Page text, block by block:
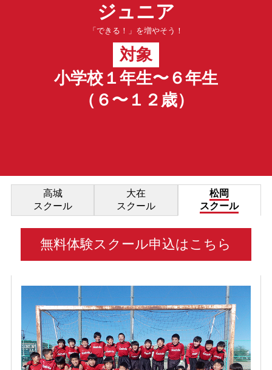
ジュニア
「できる！」を増やそう！
対象
小学校１年生〜６年生
（６〜１２歳）
高城
スクール
大在
スクール
松岡
スクール
無料体験スクール申込はこちら